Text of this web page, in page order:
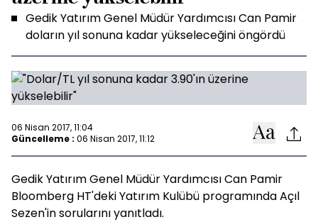
Gedik Yatırım Genel Müdür Yardımcısı Can Pamir
doların yıl sonuna kadar yükseleceğini öngördü
06 Nisan 2017, 11:04
Güncelleme : 06 Nisan 2017, 11:12
Gedik Yatırım Genel Müdür Yardımcısı Can Pamir
Bloomberg HT'deki Yatırım Kulübü programında Açıl
Sezen'in sorularını yanıtladı.